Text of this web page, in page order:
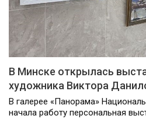
В Минске открылась
художника Виктора
В галерее «Панорама»
начала работу персональная